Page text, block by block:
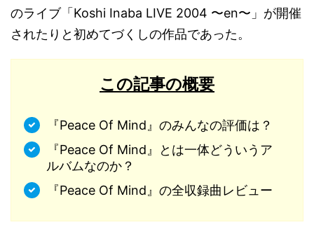
のライブ「Koshi Inaba LIVE 2004 〜en〜」が開催
されたりと初めてづくしの作品であった。
この記事の概要
『Peace Of Mind』のみんなの評価は？
『Peace Of Mind』とは一体どういうア
ルバムなのか？
『Peace Of Mind』の全収録曲レビュー